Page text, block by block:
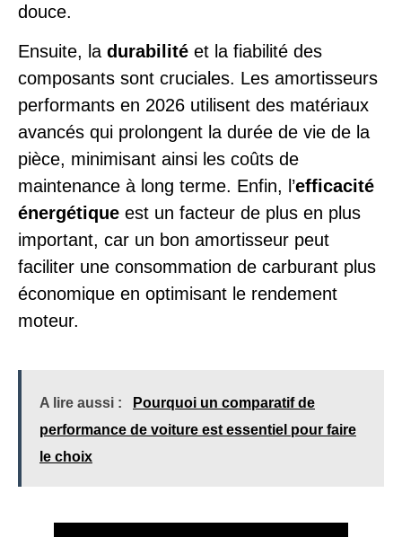
douce.
Ensuite, la durabilité et la fiabilité des
composants sont cruciales. Les amortisseurs
performants en 2026 utilisent des matériaux
avancés qui prolongent la durée de vie de la
pièce, minimisant ainsi les coûts de
maintenance à long terme. Enfin, l’efficacité
énergétique est un facteur de plus en plus
important, car un bon amortisseur peut
faciliter une consommation de carburant plus
économique en optimisant le rendement
moteur.
A lire aussi :
Pourquoi un comparatif de
performance de voiture est essentiel pour faire
le choix